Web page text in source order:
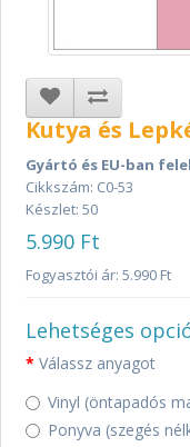
Kutya és
Gyártó és EU-ban
Cikkszám: C0-53
Készlet: 50
5.990 Ft
Fogyasztói ár: 5.990 Ft
Lehetséges
Válassz anyagot
Vinyl (öntapadós
Ponyva (szegés